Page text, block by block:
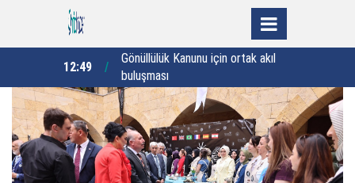
12:19
Edirne'de 675 öğrenci yaz tatilini
dolu dolu geçirdi